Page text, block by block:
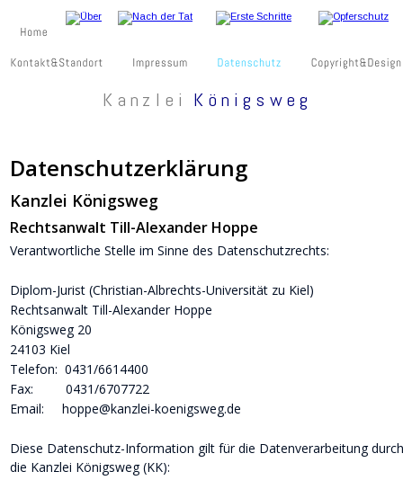
Datenschutzerklärung
Kanzlei Königsweg
Rechtsanwalt Till-Alexander Hoppe
Verantwortliche Stelle im Sinne des Datenschutzrechts:
Diplom-Jurist (Christian-Albrechts-Universität zu Kiel)
Rechtsanwalt Till-Alexander Hoppe
Königsweg 20
24103 Kiel
Telefon:  0431/6614400
Fax:         0431/6707722
Email:     hoppe@kanzlei-koenigsweg.de
Diese Datenschutz-Information gilt für die Datenverarbeitung
die Kanzlei Königsweg (KK):
Kanzlei Königsweg